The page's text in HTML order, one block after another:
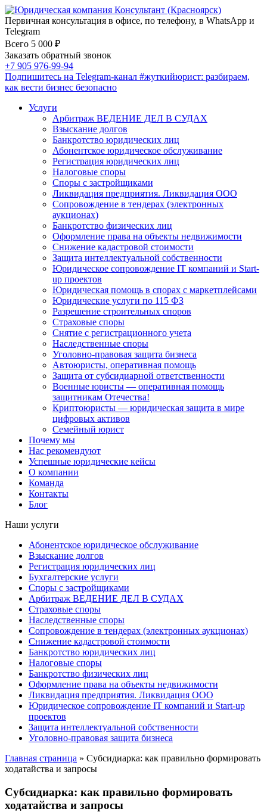
Первичная консультация в офисе, по телефону, в WhatsApp и
Telegram
Всего 5 000 ₽
Заказать обратный звонок
+7 905 976-99-94
Подпишитесь на Telegram-канал #жуткийюрист: разбираем,
как вести бизнес безопасно
Услуги
Арбитраж ВЕДЕНИЕ ДЕЛ В СУДАХ
Взыскание долгов
Банкротство юридических лиц
Абонентское юридическое обслуживание
Регистрация юридических лиц
Налоговые споры
Споры с застройщиками
Ликвидация предприятия. Ликвидация ООО
Сопровождение в тендерах (электронных
аукционах)
Банкротство физических лиц
Оформление права на объекты недвижимости
Снижение кадастровой стоимости
Защита интеллектуальной собственности
Юридическое сопровождение IT компаний и Start-
up проектов
Юридическая помощь в спорах с маркетплейсами
Юридические услуги по 115 ФЗ
Разрешение строительных споров
Страховые споры
Снятие с регистрационного учета
Наследственные споры
Уголовно-правовая защита бизнеса
Автоюристы, оперативная помощь
Защита от субсидиарной ответственности
Военные юристы — оперативная помощь
защитникам Отечества!
Криптоюристы — юридическая защита в мире
цифровых активов
Семейный юрист
Почему мы
Нас рекомендуют
Успешные юридические кейсы
О компании
Команда
Контакты
Блог
Наши услуги
Абонентское юридическое обслуживание
Взыскание долгов
Регистрация юридических лиц
Бухгалтерские услуги
Споры с застройщиками
Арбитраж ВЕДЕНИЕ ДЕЛ В СУДАХ
Страховые споры
Наследственные споры
Сопровождение в тендерах (электронных аукционах)
Снижение кадастровой стоимости
Банкротство юридических лиц
Налоговые споры
Банкротство физических лиц
Оформление права на объекты недвижимости
Ликвидация предприятия. Ликвидация ООО
Юридическое сопровождение IT компаний и Start-up
проектов
Защита интеллектуальной собственности
Уголовно-правовая защита бизнеса
Главная страница » Субсидиарка: как правильно формировать
ходатайства и запросы
Субсидиарка: как правильно формировать
ходатайства и запросы